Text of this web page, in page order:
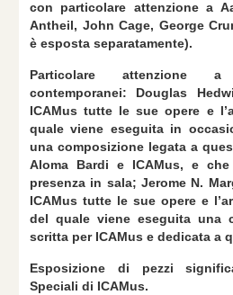
con particolare attenzione a
Antheil, John Cage, George
è esposta separatamente).
Particolare attenzione
contemporanei: Douglas
ICAMus tutte le sue opere e
quale viene eseguita in
una composizione legata a
Aloma Bardi e ICAMus, e
presenza in sala; Jerome N.
ICAMus tutte le sue opere e
del quale viene eseguita una
scritta per ICAMus e dedicata a
Esposizione di pezzi
Speciali di ICAMus.